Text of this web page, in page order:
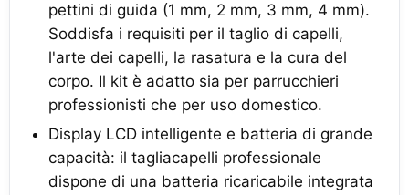
pettini di guida (1 mm, 2 mm, 3 mm, 4 mm).
Soddisfa i requisiti per il taglio di capelli,
l'arte dei capelli, la rasatura e la cura del
corpo. Il kit è adatto sia per parrucchieri
professionisti che per uso domestico.
Display LCD intelligente e batteria di grande
capacità: il tagliacapelli professionale
dispone di una batteria ricaricabile integrata